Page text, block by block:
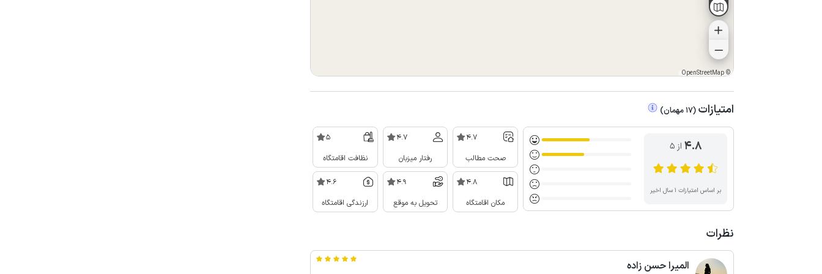
©
OpenStreetMap
امتیازات (
17 مهمان)
4.8 از ۵
بر اساس امتیازات ۱ سال اخیر
4.7
صحت مطالب
4.7
رفتار میزبان
5
نظافت اقامتگاه
4.8
مکان اقامتگاه
4.9
تحویل به موقع
4.6
ارزندگی اقامتگاه
نظرات
المیرا حسن زاده